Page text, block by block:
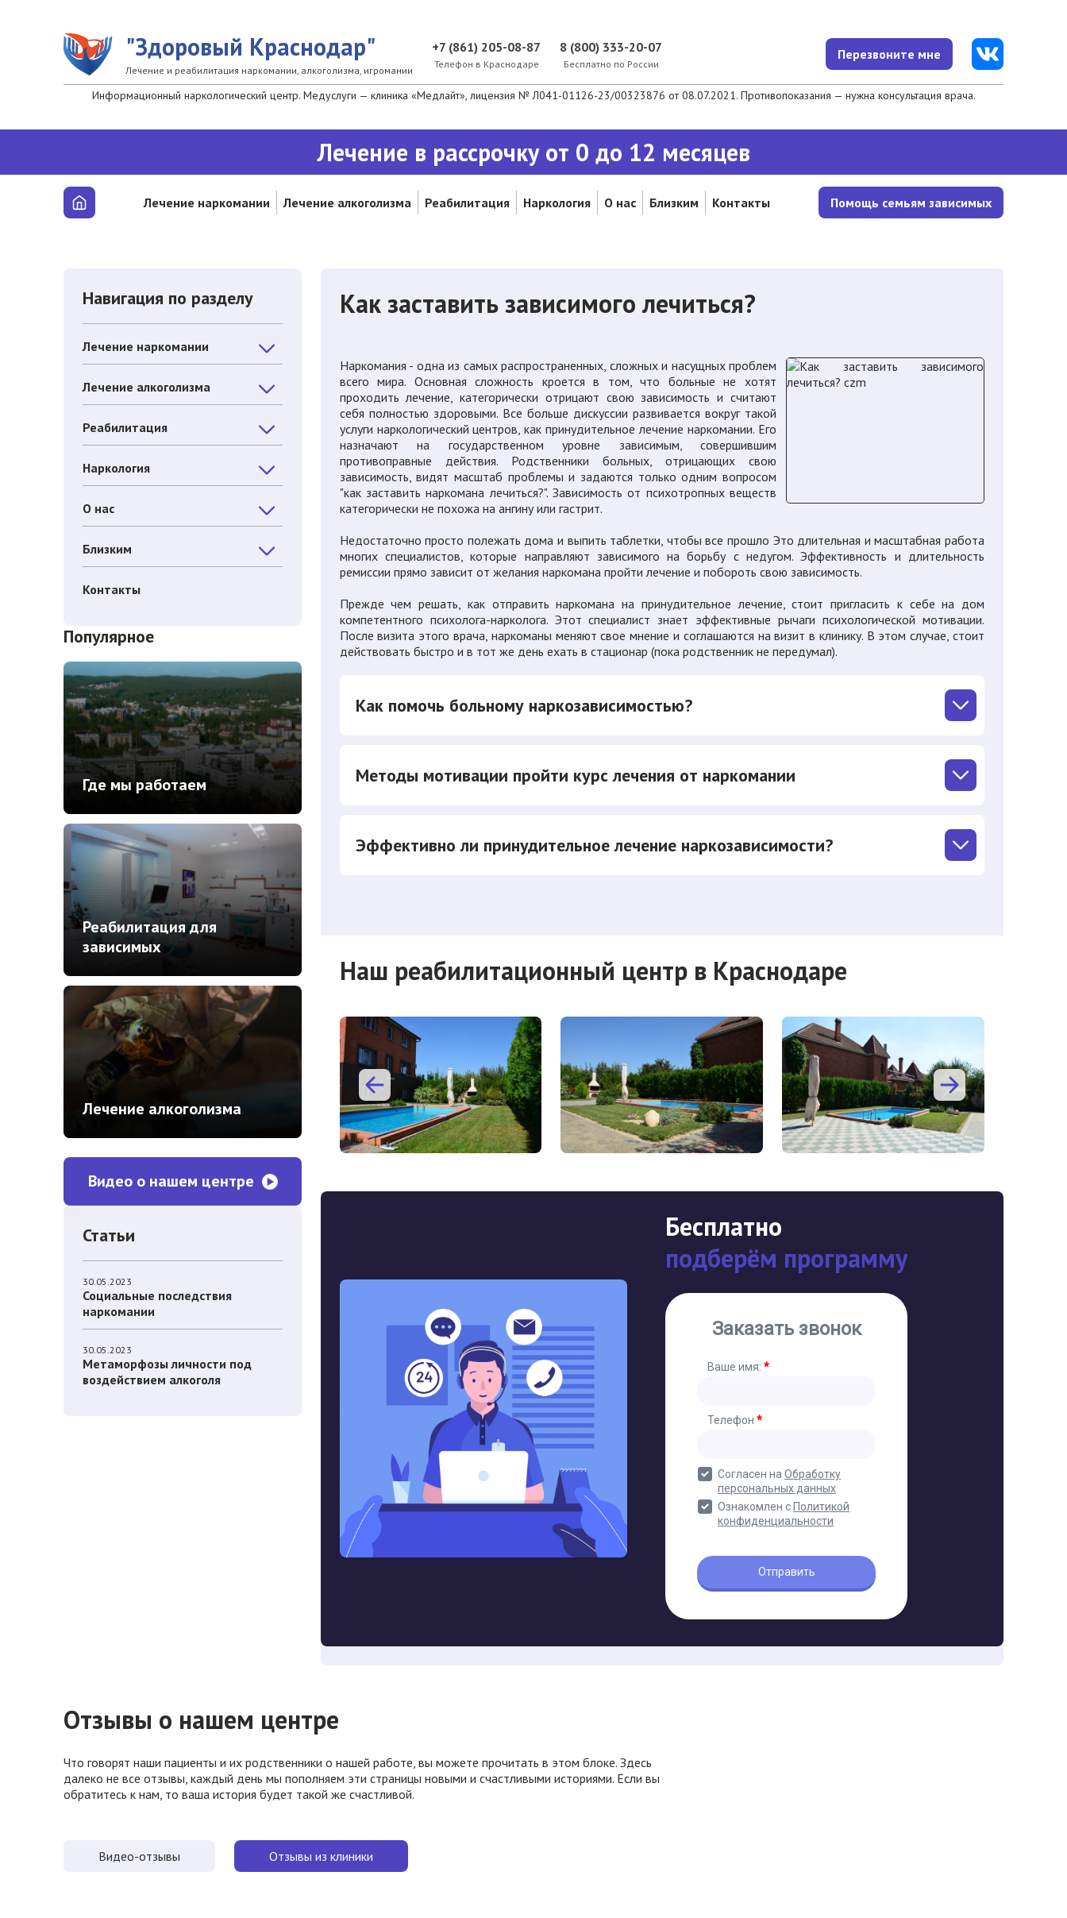
"Здоровый Краснодар"
Лечение и реабилитация наркомании, алкоголизма, игромании
+7 (861) 205-08-87
Телефон в Краснодаре
8 (800) 333-20-07
Бесплатно по России
Перезвоните мне
Информационный наркологический центр. Медуслуги — клиника «Медлайт», лицензия № Л041-01126-23/00323876 от 08.07.2021. Противопоказания — нужна консультация врача.
Лечение в рассрочку от 0 до 12 месяцев
Лечение наркомании Лечение алкоголизма Реабилитация Наркология О нас Близким Контакты Помощь семьям зависимых
Навигация по разделу
Лечение наркомании
Лечение алкоголизма
Реабилитация
Наркология
О нас
Близким
Контакты
Популярное
Где мы работаем
Реабилитация для
зависимых
Лечение алкоголизма
Видео о нашем центре
Статьи
30.05.2023
Социальные последствия
наркомании
30.05.2023
Метаморфозы личности под
воздействием алкоголя
Как заставить зависимого лечиться?
Наркомания - одна из самых распространенных, сложных и насущных проблем
всего мира. Основная сложность кроется в том, что больные не хотят
проходить лечение, категорически отрицают свою зависимость и считают
себя полностью здоровыми. Все больше дискуссии развивается вокруг такой
услуги наркологический центров, как принудительное лечение наркомании. Его
назначают на государственном уровне зависимым, совершившим
противоправные действия. Родственники больных, отрицающих свою
зависимость, видят масштаб проблемы и задаются только одним вопросом
"как заставить наркомана лечиться?". Зависимость от психотропных веществ
категорически не похожа на ангину или гастрит.
Недостаточно просто полежать дома и выпить таблетки, чтобы все прошло Это длительная и масштабная работа
многих специалистов, которые направляют зависимого на борьбу с недугом. Эффективность и длительность
ремиссии прямо зависит от желания наркомана пройти лечение и побороть свою зависимость.
Прежде чем решать, как отправить наркомана на принудительное лечение, стоит пригласить к себе на дом
компетентного психолога-нарколога. Этот специалист знает эффективные рычаги психологической мотивации.
После визита этого врача, наркоманы меняют свое мнение и соглашаются на визит в клинику. В этом случае, стоит
действовать быстро и в тот же день ехать в стационар (пока родственник не передумал).
Как помочь больному наркозависимостью?
Методы мотивации пройти курс лечения от наркомании
Эффективно ли принудительное лечение наркозависимости?
Наш реабилитационный центр в Краснодаре
Бесплатно
подберём программу
Отзывы о нашем центре
Что говорят наши пациенты и их родственники о нашей работе, вы можете прочитать в этом блоке. Здесь
далеко не все отзывы, каждый день мы пополняем эти страницы новыми и счастливыми историями. Если вы
обратитесь к нам, то ваша история будет такой же счастливой.
Видео-отзывы Отзывы из клиники